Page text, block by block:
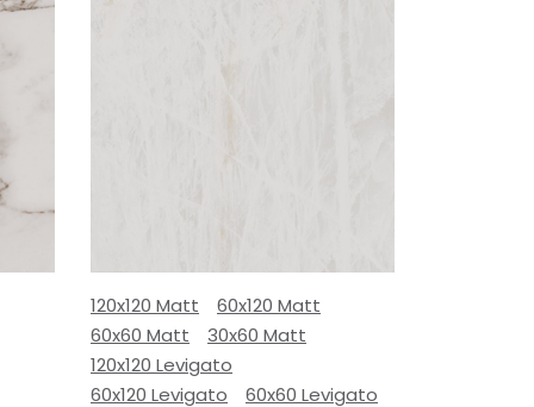
120x120 Matt
60x120 Matt
60x60 Matt
30x60 Matt
120x120 Levigato
60x120 Levigato
60x60 Levigato